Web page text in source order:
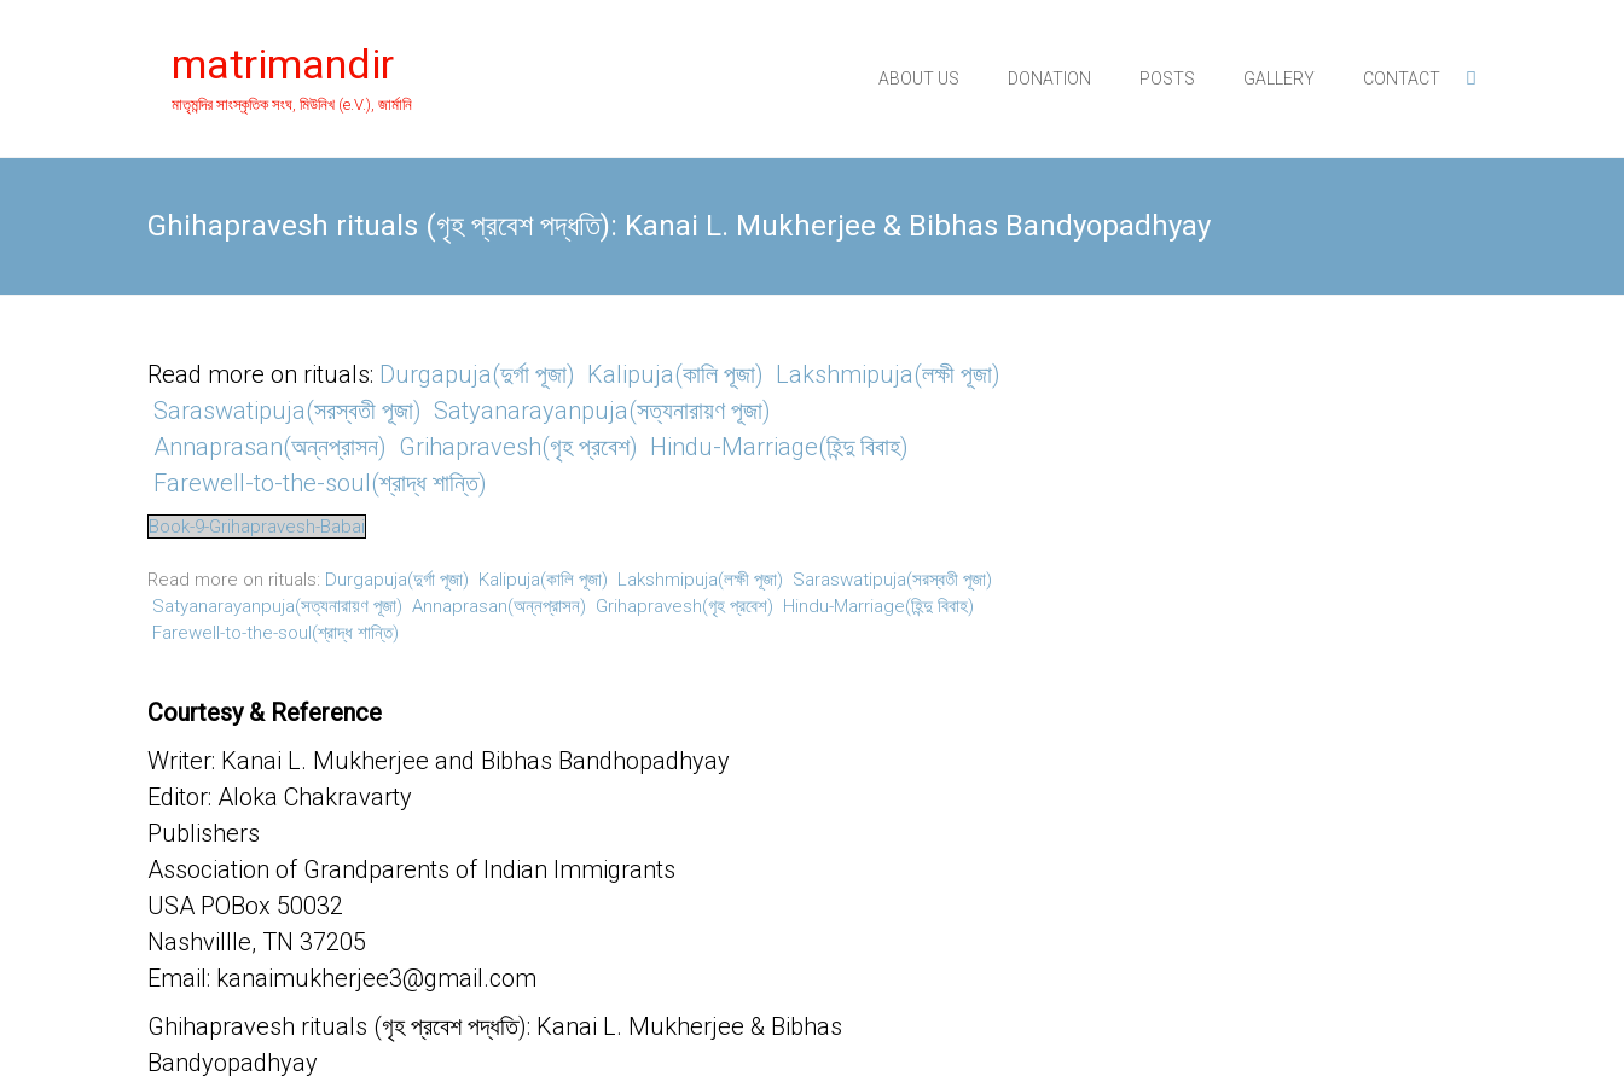
matrimandir
মাতৃমন্দির সাংস্কৃতিক সংঘ, মিউনিখ (e.V.), জার্মানি
ABOUT US DONATION POSTS GALLERY CONTACT
Ghihapravesh rituals (গৃহ প্রবেশ পদ্ধতি): Kanai L. Mukherjee & Bibhas Bandyopadhyay
Read more on rituals: Durgapuja(দুর্গা পূজা) Kalipuja(কালি পূজা) Lakshmipuja(লক্ষী পূজা)
Saraswatipuja(সরস্বতী পূজা) Satyanarayanpuja(সত্যনারায়ণ পূজা)
Annaprasan(অন্নপ্রাসন) Grihapravesh(গৃহ প্রবেশ) Hindu-Marriage(হিন্দু বিবাহ)
Farewell-to-the-soul(শ্রাদ্ধ শান্তি)
Book-9-Grihapravesh-Babai
Read more on rituals: Durgapuja(দুর্গা পূজা) Kalipuja(কালি পূজা) Lakshmipuja(লক্ষী পূজা) Saraswatipuja(সরস্বতী পূজা)
Satyanarayanpuja(সত্যনারায়ণ পূজা) Annaprasan(অন্নপ্রাসন) Grihapravesh(গৃহ প্রবেশ) Hindu-Marriage(হিন্দু বিবাহ)
Farewell-to-the-soul(শ্রাদ্ধ শান্তি)
Courtesy & Reference
Writer: Kanai L. Mukherjee and Bibhas Bandhopadhyay
Editor: Aloka Chakravarty
Publishers
Association of Grandparents of Indian Immigrants
USA POBox 50032
Nashvillle, TN 37205
Email: kanaimukherjee3@gmail.com
Ghihapravesh rituals (গৃহ প্রবেশ পদ্ধতি): Kanai L. Mukherjee & Bibhas
Bandyopadhyay